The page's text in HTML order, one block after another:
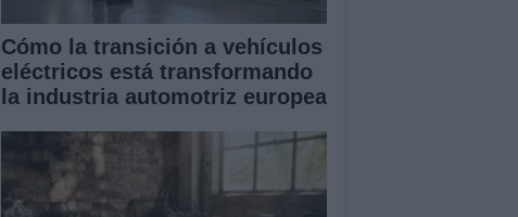
Cómo la transición a vehículos
eléctricos está transformando
la industria automotriz europea